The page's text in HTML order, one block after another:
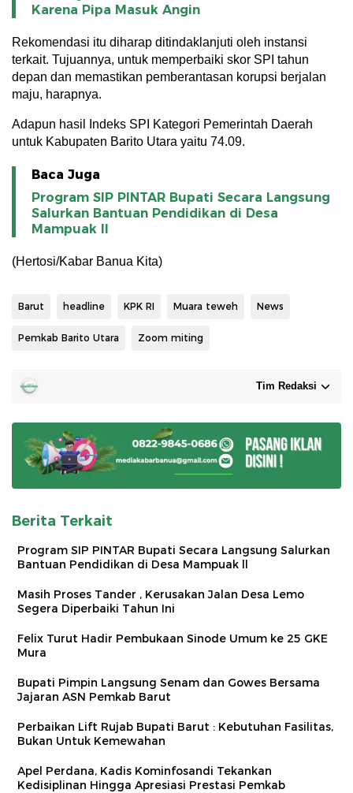
Karena Pipa Masuk Angin
Rekomendasi itu diharap ditindaklanjuti oleh instansi
terkait. Tujuannya, untuk memperbaiki skor SPI tahun
depan dan memastikan pemberantasan korupsi berjalan
maju, harapnya.
Adapun hasil Indeks SPI Kategori Pemerintah Daerah
untuk Kabupaten Barito Utara yaitu 74.09.
Baca Juga
Program SIP PINTAR Bupati Secara Langsung
Salurkan Bantuan Pendidikan di Desa
Mampuak ll
(Hertosi/Kabar Banua Kita)
Barut headline KPK RI Muara teweh News
Pemkab Barito Utara Zoom miting
Tim Redaksi
Berita Terkait
Program SIP PINTAR Bupati Secara Langsung Salurkan
Bantuan Pendidikan di Desa Mampuak ll
Masih Proses Tander , Kerusakan Jalan Desa Lemo
Segera Diperbaiki Tahun Ini
Felix Turut Hadir Pembukaan Sinode Umum ke 25 GKE
Mura
Bupati Pimpin Langsung Senam dan Gowes Bersama
Jajaran ASN Pemkab Barut
Perbaikan Lift Rujab Bupati Barut : Kebutuhan Fasilitas,
Bukan Untuk Kemewahan
Apel Perdana, Kadis Kominfosandi Tekankan
Kedisiplinan Hingga Apresiasi Prestasi Pemkab